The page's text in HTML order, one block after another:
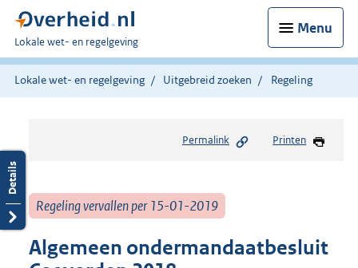
Menu
U
bent
hier:
Lokale wet- en regelgeving
Lokale wet- en regelgeving Uitgebreid zoeken Regeling
Permalink Printen
Regeling vervallen per 15-01-2019
Algemeen ondermandaatbesluit